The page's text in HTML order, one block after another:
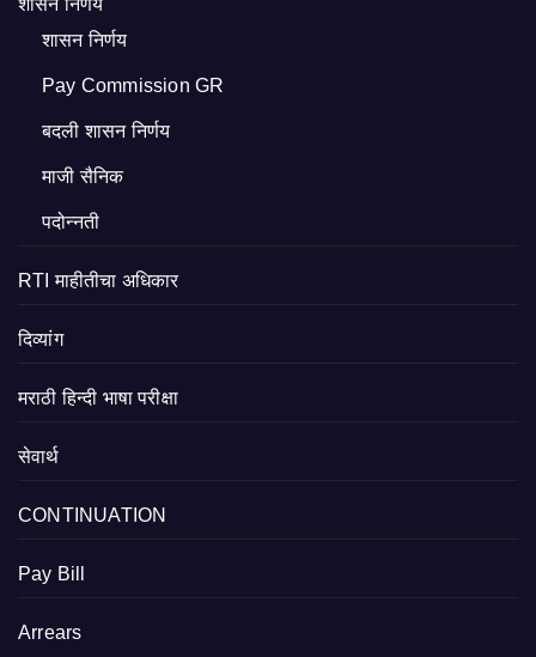
शासन निर्णय
शासन निर्णय
Pay Commission GR
बदली शासन निर्णय
माजी सैनिक
पदोन्नती
RTI माहीतीचा अधिकार
दिव्यांग
मराठी हिन्दी भाषा परीक्षा
सेवार्थ
CONTINUATION
Pay Bill
Arrears